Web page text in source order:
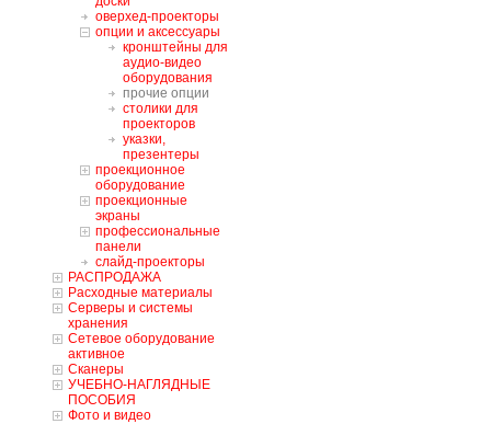
оверхед-проекторы
опции и аксессуары
кронштейны для
аудио-видео
оборудования
прочие опции
столики для
проекторов
указки,
презентеры
проекционное
оборудование
проекционные
экраны
профессиональные
панели
слайд-проекторы
РАСПРОДАЖА
Расходные материалы
Серверы и системы
хранения
Сетевое оборудование
активное
Сканеры
УЧЕБНО-НАГЛЯДНЫЕ
ПОСОБИЯ
Фото и видео